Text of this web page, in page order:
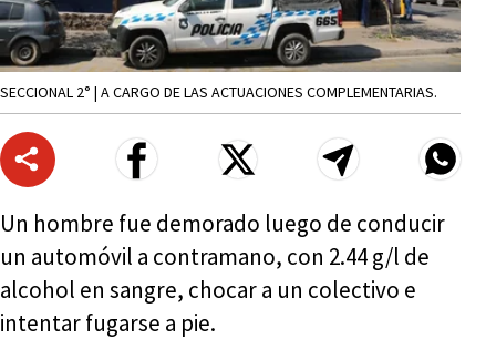
SECCIONAL 2° | A CARGO DE LAS ACTUACIONES COMPLEMENTARIAS.
Un hombre fue demorado luego de conducir
un automóvil a contramano, con 2.44 g/l de
alcohol en sangre, chocar a un colectivo e
intentar fugarse a pie.